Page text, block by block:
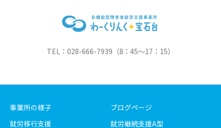
TEL：028-666-7939（8：45～17：15）
事業所の様子
ブログページ
就労移行支援
就労継続支援A型